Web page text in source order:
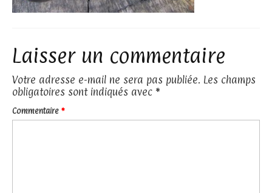
Laisser un commentaire
Votre adresse e-mail ne sera pas publiée. Les champs
obligatoires sont indiqués avec *
Commentaire *